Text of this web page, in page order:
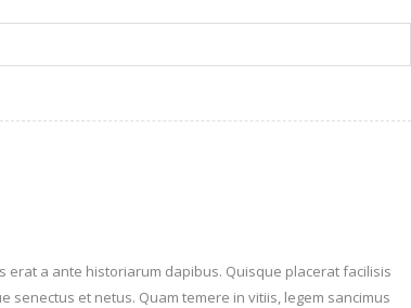
erat a ante historiarum dapibus. Quisque placerat facilisis
et netus. Quam temere in vitiis, legem sancimus